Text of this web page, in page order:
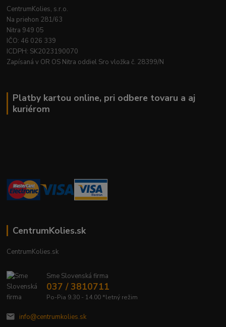
CentrumKolies, s.r.o.
Na priehon 281/63
Nitra 949 05
IČO: 46 026 339
ICDPH: SK2023190070
Zapísaná v OR OS Nitra oddiel Sro vložka č. 28399/N
Platby kartou online, pri odbere tovaru a aj
kuriérom
CentrumKolies.sk
CentrumKolies.sk
Sme Slovenská firma
037 / 3810711
Po-Pia 9.30 - 14.00 *letný režim
info@centrumkolies.sk